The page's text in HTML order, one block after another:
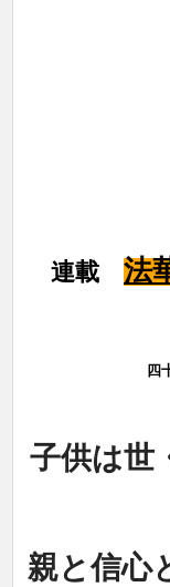
連載 法
四
子供は世
親と信心